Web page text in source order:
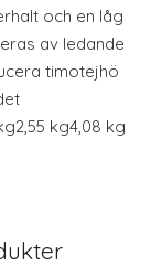
och en låg
av ledande
timotejhö
kg4,08 kg